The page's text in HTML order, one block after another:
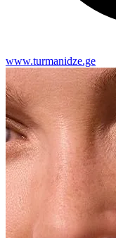
www.turmanidze.ge